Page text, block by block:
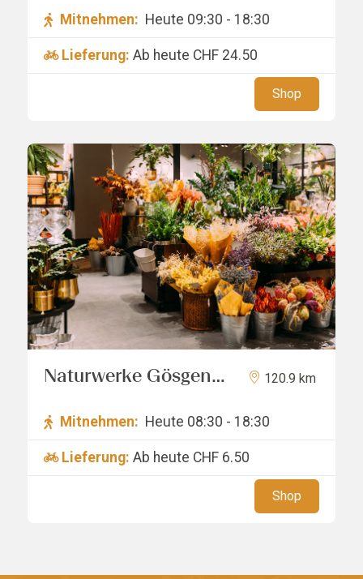
Mitnehmen: Heute 09:30 - 18:30
Lieferung: Ab heute CHF 24.50
Shop
Naturwerke Gösgen
120.9 km
Mitnehmen: Heute 08:30 - 18:30
Lieferung: Ab heute CHF 6.50
Shop